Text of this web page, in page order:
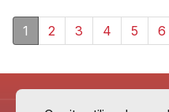
1 2 3 4 5 6